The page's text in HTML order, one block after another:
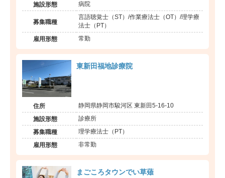
施設形態 病院
募集職種
言語聴覚士（ST）/作業療法士（OT）/理学療
法士（PT）
雇用形態 常勤
東新田福地診療院
住所 静岡県静岡市駿河区 東新田5-16-10
施設形態 診療所
募集職種 理学療法士（PT）
雇用形態 非常勤
まごころタウンでい草薙